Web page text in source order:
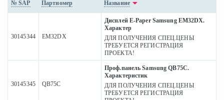
№ SAP Партномер Название
30145344 EM32DX
Дисплей E-Paper Samsung EM32DX.
Характер
ДЛЯ ПОЛУЧЕНИЯ СПЕЦ.ЦЕНЫ
ТРЕБУЕТСЯ РЕГИСТРАЦИЯ
ПРОЕКТА!
30145345 QB75C
Проф.панель Samsung QB75C.
Характеристик
ДЛЯ ПОЛУЧЕНИЯ СПЕЦ.ЦЕНЫ
ТРЕБУЕТСЯ РЕГИСТРАЦИЯ